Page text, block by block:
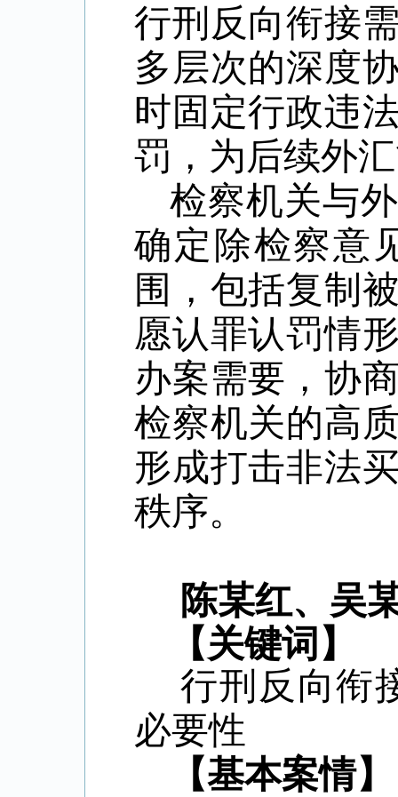
行刑反向衔接
多层次的深度
时固定行政违
罚，为后续外
检察机关与
确定除检察意
围，包括复制
愿认罪认罚情
办案需要，协
检察机关的高
形成打击非法
秩序。
陈某红、吴
【关键词】
行刑反向衔
必要性
【基本案情】